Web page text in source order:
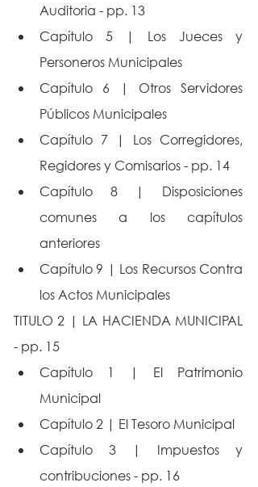
Auditoria - pp. 13
Capítulo 5 | Los Jueces y
Personeros Municipales
Capítulo 6 | Otros Servidores
Públicos Municipales
Capítulo 7 | Los Corregidores,
Regidores y Comisarios - pp. 14
Capítulo 8 | Disposiciones
comunes a los capítulos
anteriores
Capítulo 9 | Los Recursos Contra
los Actos Municipales
TITULO 2 | LA HACIENDA MUNICIPAL
- pp. 15
Capítulo 1 | El Patrimonio
Municipal
Capítulo 2 | El Tesoro Municipal
Capítulo 3 | Impuestos y
contribuciones - pp. 16